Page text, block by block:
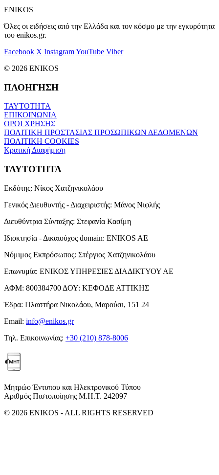
ENIKOS
Όλες οι ειδήσεις από την Ελλάδα και τον κόσμο με την εγκυρότητα
του enikos.gr.
Facebook X InstagramYouTube Viber
© 2026 ENIKOS
ΠΛΟΗΓΗΣΗ
ΤΑΥΤΟΤΗΤΑ
ΕΠΙΚΟΙΝΩΝΙΑ
ΟΡΟΙ ΧΡΗΣΗΣ
ΠΟΛΙΤΙΚΗ ΠΡΟΣΤΑΣΙΑΣ ΠΡΟΣΩΠΙΚΩΝ ΔΕΔΟΜΕΝΩΝ
ΠΟΛΙΤΙΚΗ COOKIES
Κρατική Διαφήμιση
ΤΑΥΤΟΤΗΤΑ
Εκδότης: Νίκος Χατζηνικολάου
Γενικός Διευθυντής - Διαχειριστής: Μάνος Νιφλής
Διευθύντρια Σύνταξης: Στεφανία Κασίμη
Ιδιοκτησία - Δικαιούχος domain: ENIKOS AE
Νόμιμος Εκπρόσωπος: Στέργιος Χατζηνικολάου
Επωνυμία: ΕΝΙΚΟΣ ΥΠΗΡΕΣΙΕΣ ΔΙΑΔΙΚΤΥΟΥ ΑΕ
ΑΦΜ: 800384700 ΔΟΥ: ΚΕΦΟΔΕ ΑΤΤΙΚΗΣ
Έδρα: Πλαστήρα Νικολάου, Μαρούσι, 151 24
Email: info@enikos.gr
Τηλ. Επικοινωνίας: +30 (210) 878-8006
Μητρώο Έντυπου και Ηλεκτρονικού Τύπου
Αριθμός Πιστοποίησης Μ.Η.Τ. 242097
© 2026 ENIKOS - ALL RIGHTS RESERVED